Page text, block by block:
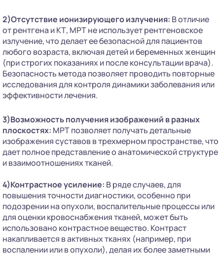
2)Отсутствие ионизирующего излучения: В отличие
от рентгена и КТ, МРТ не использует рентгеновское
излучение, что делает ее безопасной для пациентов
любого возраста, включая детей и беременных женщин
(при строгих показаниях и после консультации врача).
Безопасность метода позволяет проводить повторные
исследования для контроля динамики заболевания или
эффективности лечения.
3)Возможность получения изображений в разных
плоскостях: МРТ позволяет получать детальные
изображения суставов в трехмерном пространстве, что
дает полное представление о анатомической структуре
и взаимоотношениях тканей.
4)Контрастное усиление: В ряде случаев, для
повышения точности диагностики, особенно при
подозрении на опухоли, воспалительные процессы или
для оценки кровоснабжения тканей, может быть
использовано контрастное вещество. Контраст
накапливается в активных тканях (например, при
воспалении или в опухоли), делая их более заметными